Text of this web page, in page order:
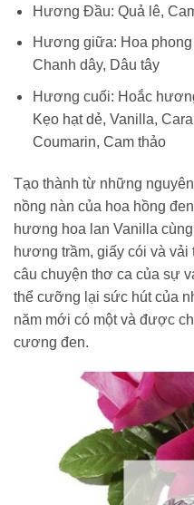
Hương Đầu: Quả lê,
Hương giữa: Hoa
Chanh dây, Dâu tây
Hương cuối: Hoắc
Kẹo hạt dẻ, Vanilla,
Coumarin, Cam thảo
Tạo thành từ những
nồng nàn của hoa hồng
hương hoa lan Vanilla
hương trầm, giấy cói và
câu chuyện thơ ca của sự
thể cưỡng lại sức hút của
năm mới có một và được
cương đen.